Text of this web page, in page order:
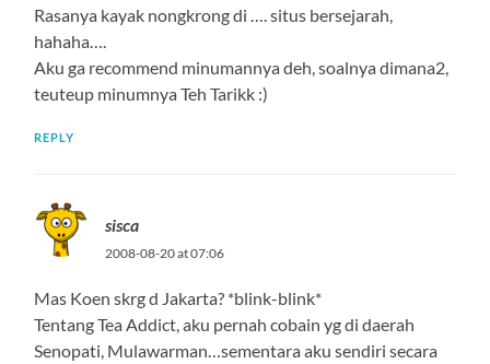
Rasanya kayak nongkrong di …. situs bersejarah,
hahaha….
Aku ga recommend minumannya deh, soalnya dimana2,
teuteup minumnya Teh Tarikk :)
REPLY
sisca
2008-08-20 at 07:06
Mas Koen skrg d Jakarta? *blink-blink*
Tentang Tea Addict, aku pernah cobain yg di daerah
Senopati, Mulawarman…sementara aku sendiri secara